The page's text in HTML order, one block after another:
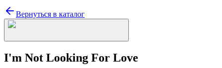
Вернуться в каталог
I'm Not Looking For Love